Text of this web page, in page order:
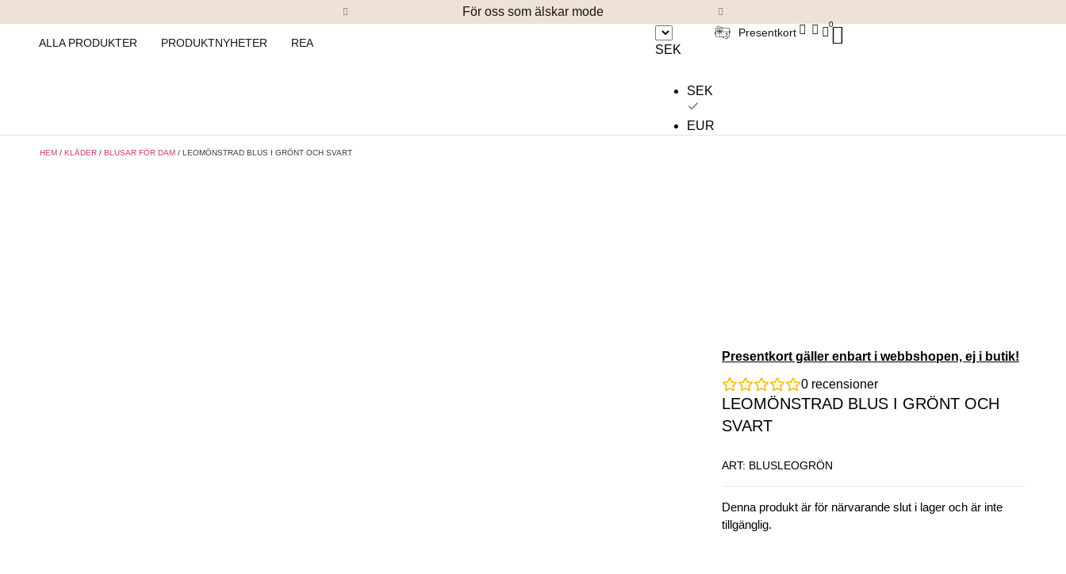
För oss som älskar mode
ALLA PRODUKTER PRODUKTNYHETER REA SEK
SEK
EUR
Presentkort
0
HEM / KLÄDER / BLUSAR FÖR DAM / LEOMÖNSTRAD BLUS I GRÖNT OCH SVART
Presentkort gäller enbart i webbshopen, ej i butik!
0 recensioner
LEOMÖNSTRAD BLUS I GRÖNT OCH
SVART
ART: BLUSLEOGRÖN
Denna produkt är för närvarande slut i lager och är inte
tillgänglig.